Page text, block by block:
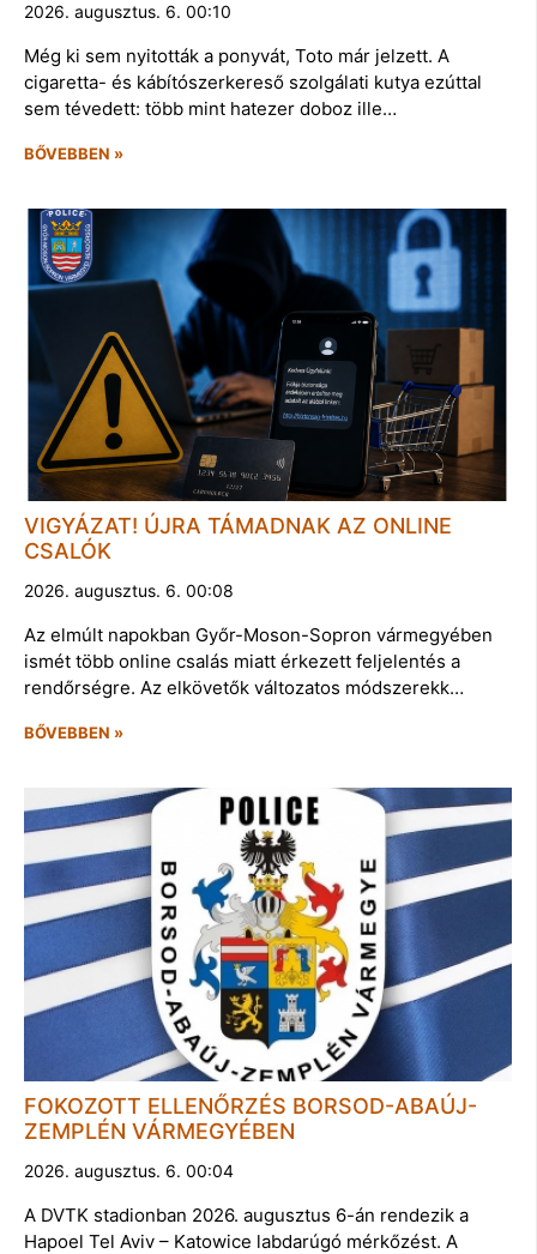
2026. augusztus. 6. 00:10
Még ki sem nyitották a ponyvát, Toto már jelzett. A
cigaretta- és kábítószerkereső szolgálati kutya ezúttal
sem tévedett: több mint hatezer doboz ille…
BŐVEBBEN »
VIGYÁZAT! ÚJRA TÁMADNAK AZ ONLINE
CSALÓK
2026. augusztus. 6. 00:08
Az elmúlt napokban Győr-Moson-Sopron vármegyében
ismét több online csalás miatt érkezett feljelentés a
rendőrségre. Az elkövetők változatos módszerekk…
BŐVEBBEN »
FOKOZOTT ELLENŐRZÉS BORSOD-ABAÚJ-
ZEMPLÉN VÁRMEGYÉBEN
2026. augusztus. 6. 00:04
A DVTK stadionban 2026. augusztus 6-án rendezik a
Hapoel Tel Aviv – Katowice labdarúgó mérkőzést. A